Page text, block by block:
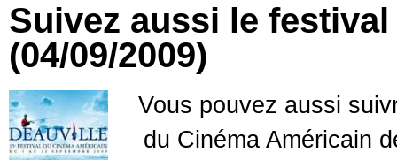
Suivez aussi le
(04/09/2009)
Vous pouvez aussi
du Cinéma Américain